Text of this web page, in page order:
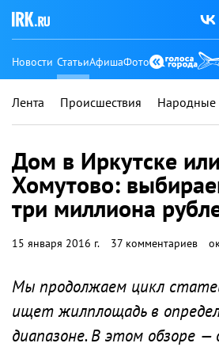
Новости СтатьиАфишаФото
Лента Происшествия Народные
Дом в Иркутске
Хомутово:
три миллиона
15 января 2016 г. 37 комментариев
Мы продолжаем цикл
ищет жилплощадь в
диапазоне. В этом обзоре —